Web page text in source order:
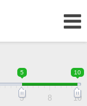
5 10
5 8 10